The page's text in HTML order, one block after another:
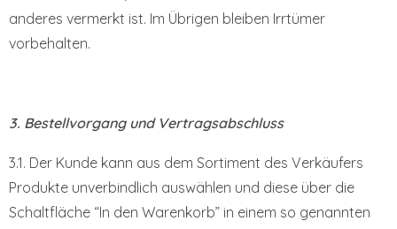
anderes vermerkt ist. Im Übrigen bleiben Irrtümer
vorbehalten.
3. Bestellvorgang und Vertragsabschluss
3.1. Der Kunde kann aus dem Sortiment des Verkäufers
Produkte unverbindlich auswählen und diese über die
Schaltfläche “In den Warenkorb” in einem so genannten